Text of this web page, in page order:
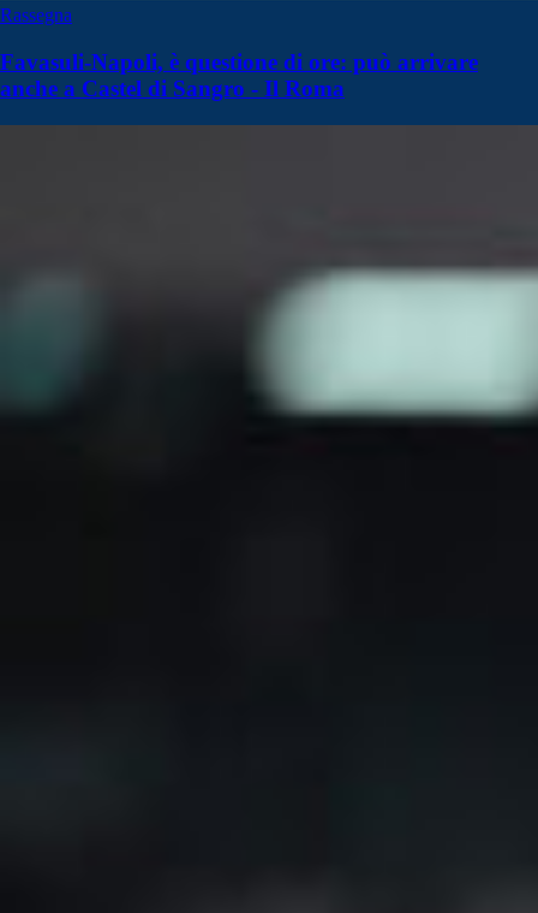
Rassegna
Favasuli-Napoli, è questione di ore: può arrivare
anche a Castel di Sangro - Il Roma